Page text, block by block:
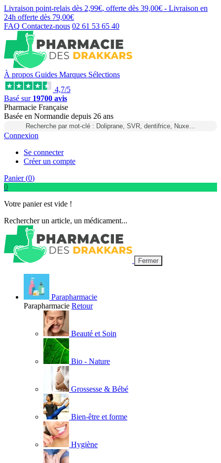
Livraison point-relais dès 2,99€, offerte dès 39,00€ - Livraison en
24h offerte dès 79,00€
FAQ Contactez-nous 02 61 53 65 40
À propos Guides Marques Sélections
4,7/5
Basé sur 19700 avis
Pharmacie Française
Basée en Normandie depuis 26 ans
Recherche par mot-clé : Doliprane, SVR, dentifrice, Nuxe…
Connexion
Se connecter
Créer un compte
Panier (0)
0
Votre panier est vide !
Rechercher un article, un médicament...
Fermer
Parapharmacie
Parapharmacie Retour
Beauté et Soin
Bio - Nature
Grossesse & Bébé
Bien-être et forme
Hygiène